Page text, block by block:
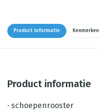
Product informatie Kenmerken
Product informatie
· schoepenrooster